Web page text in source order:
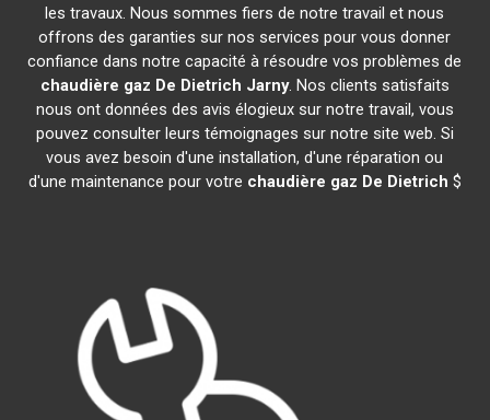
les travaux. Nous sommes fiers de notre travail et nous
offrons des garanties sur nos services pour vous donner
confiance dans notre capacité à résoudre vos problèmes de
chaudière gaz De Dietrich Jarny. Nos clients satisfaits
nous ont données des avis élogieux sur notre travail, vous
pouvez consulter leurs témoignages sur notre site web. Si
vous avez besoin d'une installation, d'une réparation ou
d'une maintenance pour votre chaudière gaz De Dietrich $